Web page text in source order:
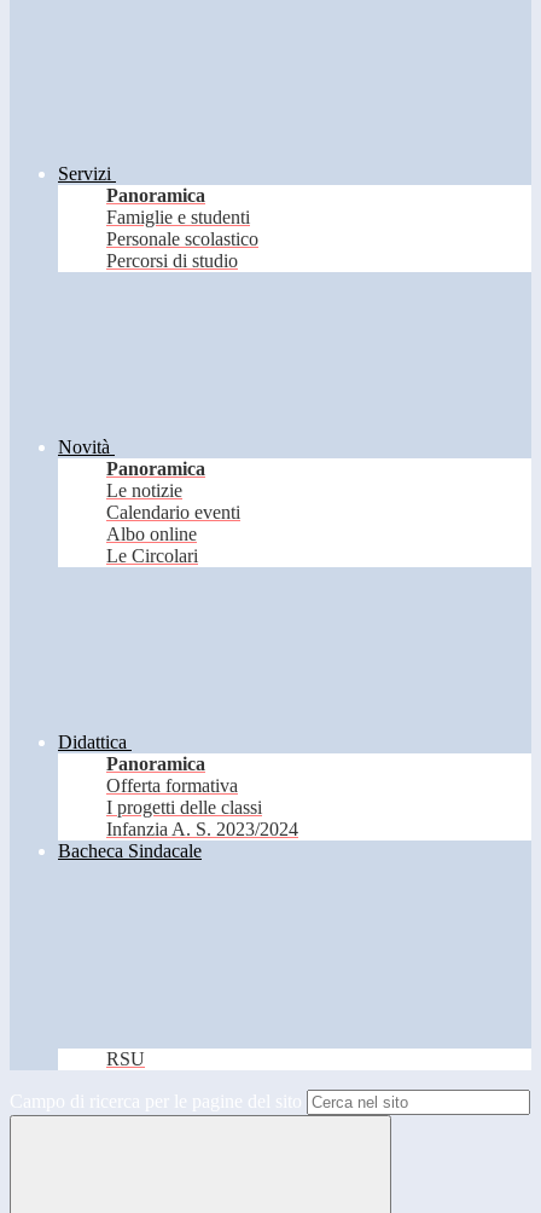
Servizi
Panoramica
Famiglie e studenti
Personale scolastico
Percorsi di studio
Novità
Panoramica
Le notizie
Calendario eventi
Albo online
Le Circolari
Didattica
Panoramica
Offerta formativa
I progetti delle classi
Infanzia A. S. 2023/2024
Bacheca Sindacale
RSU
Campo di ricerca per le pagine del sito